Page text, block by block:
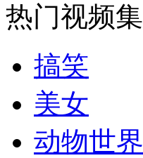
热门视频集
搞笑
美女
动物世界